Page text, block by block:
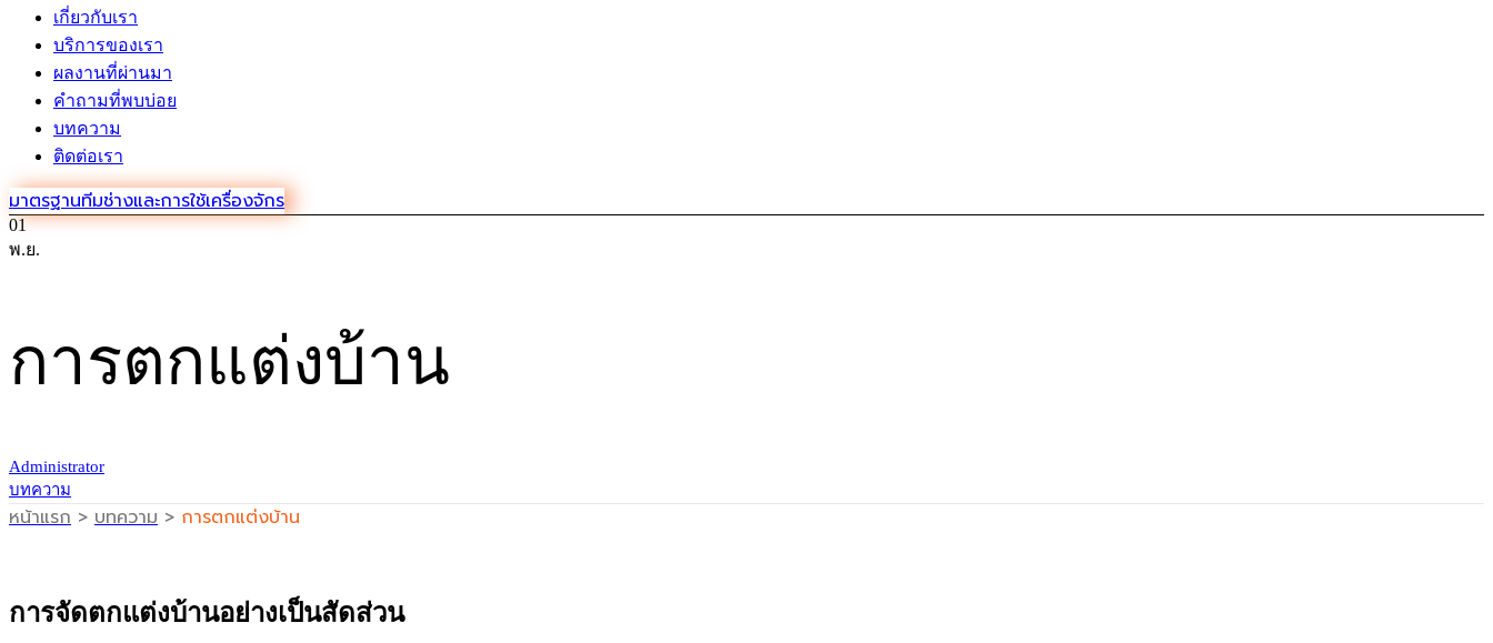
เกี่ยวกับเรา
บริการของเรา
ผลงานที่ผ่านมา
คำถามที่พบบ่อย
บทความ
ติดต่อเรา
มาตรฐานทีมช่างและการใช้เครื่องจักร
01
พ.ย.
การตกแต่งบ้าน
Administrator
บทความ
หน้าแรก > บทความ > การตกแต่งบ้าน
การจัดตกแต่งบ้านอย่างเป็นสัดส่วน